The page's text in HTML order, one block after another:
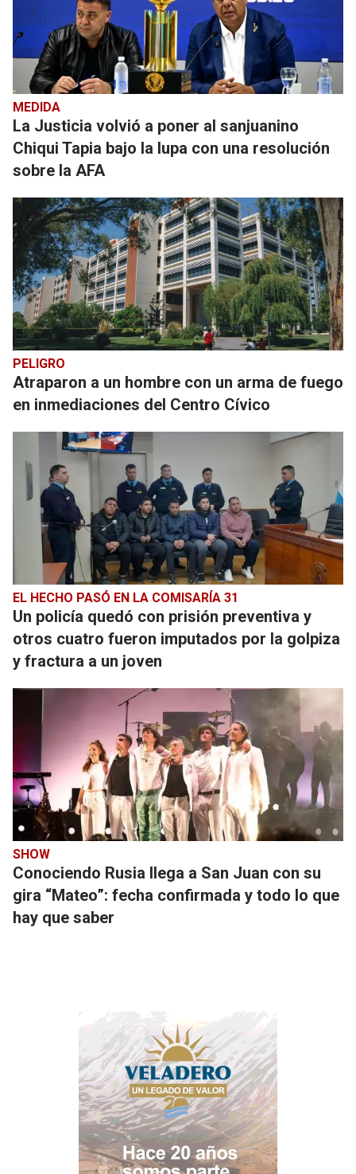
MEDIDA
La Justicia volvió a poner al sanjuanino
Chiqui Tapia bajo la lupa con una resolución
sobre la AFA
PELIGRO
Atraparon a un hombre con un arma de fuego
en inmediaciones del Centro Cívico
EL HECHO PASÓ EN LA COMISARÍA 31
Un policía quedó con prisión preventiva y
otros cuatro fueron imputados por la golpiza
y fractura a un joven
SHOW
Conociendo Rusia llega a San Juan con su
gira “Mateo”: fecha confirmada y todo lo que
hay que saber